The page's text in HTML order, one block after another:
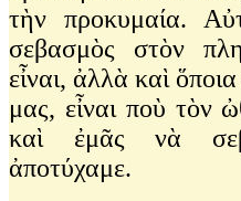
τὴν προκυμαία.
σεβασμὸς στὸν
εἶναι, ἀλλὰ καὶ
μας, εἶναι ποὺ τὸν
καὶ ἐμᾶς νὰ
ἀποτύχαμε.